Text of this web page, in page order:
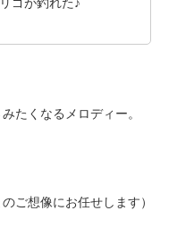
たくなるメロディー。
ご想像にお任せします）